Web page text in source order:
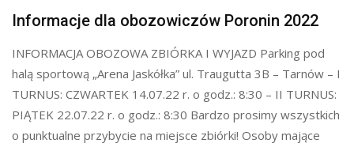
Informacje dla obozowiczów Poronin 2022
INFORMACJA OBOZOWA ZBIÓRKA I WYJAZD Parking pod
halą sportową „Arena Jaskółka” ul. Traugutta 3B – Tarnów – I
TURNUS: CZWARTEK 14.07.22 r. o godz.: 8:30 – II TURNUS:
PIĄTEK 22.07.22 r. o godz.: 8:30 Bardzo prosimy wszystkich
o punktualne przybycie na miejsce zbiórki! Osoby mające